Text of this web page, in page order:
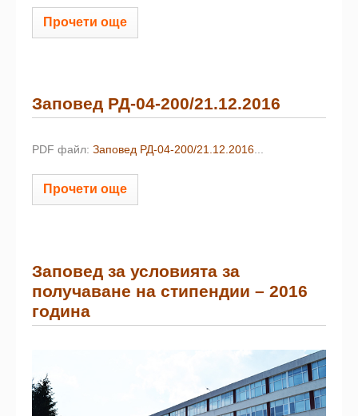
Прочети още
Заповед РД-04-200/21.12.2016
PDF файл: Заповед РД-04-200/21.12.2016
Прочети още
Заповед за условията за
получаване на стипендии – 2016
година